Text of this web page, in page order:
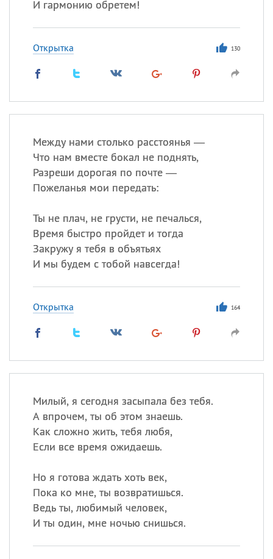
И гармонию обретем!
Открытка 130
Между нами столько расстоянья —
Что нам вместе бокал не поднять,
Разреши дорогая по почте —
Пожеланья мои передать:
Ты не плач, не грусти, не печалься,
Время быстро пройдет и тогда
Закружу я тебя в объятьях
И мы будем с тобой навсегда!
Открытка 164
Милый, я сегодня засыпала без тебя.
А впрочем, ты об этом знаешь.
Как сложно жить, тебя любя,
Если все время ожидаешь.
Но я готова ждать хоть век,
Пока ко мне, ты возвратишься.
Ведь ты, любимый человек,
И ты один, мне ночью снишься.